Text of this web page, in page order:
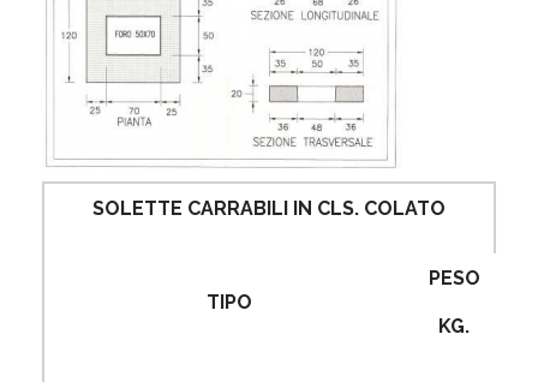
SOLETTE CARRABILI IN CLS. COLATO
TIPO
PESO
KG.